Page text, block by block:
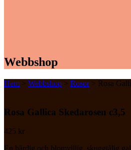
Webbshop
Hem > Webbshop > Rosor> Rosa
Rosa Gallica Skedarosen c3,5
425 kr